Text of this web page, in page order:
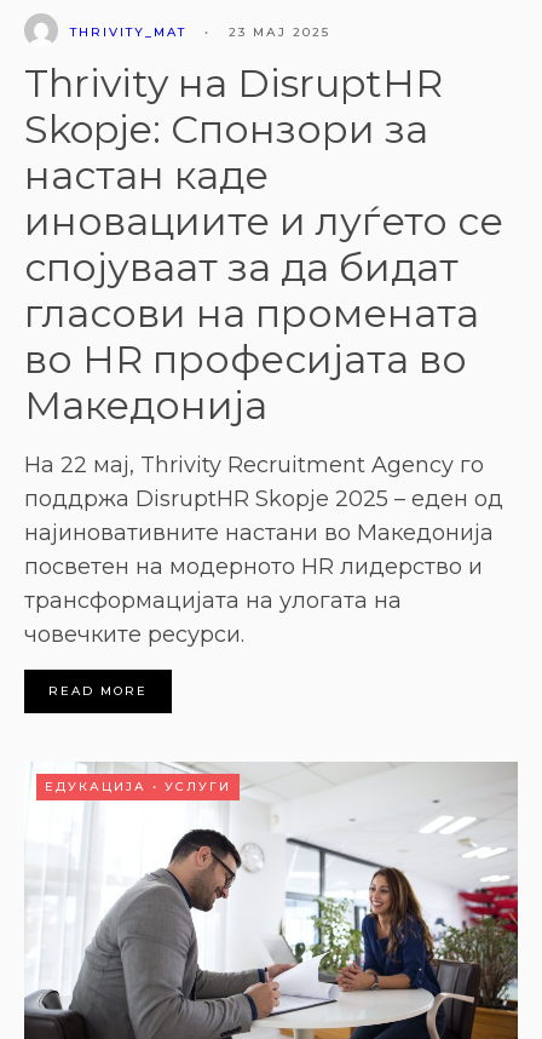
THRIVITY_MAT • 23 МАЈ 2025
Thrivity на DisruptHR
Skopje: Спонзори за
настан каде
иновациите и луѓето се
спојуваат за да бидат
гласови на промената
во HR професијата во
Македонија
На 22 мај, Thrivity Recruitment Agency го
поддржа DisruptHR Skopje 2025 – еден од
најиновативните настани во Македонија
посветен на модерното HR лидерство и
трансформацијата на улогата на
човечките ресурси.
READ MORE
ЕДУКАЦИЈА • УСЛУГИ